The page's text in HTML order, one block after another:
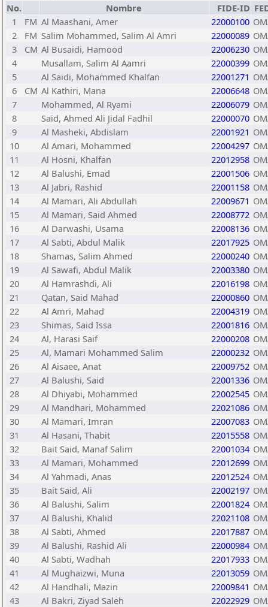
No. Nombre FIDE-ID
1
FM Al Maashani, Amer 22000100
2
FM Salim Mohammed, Salim Al Amri 22000089
3
CM Al Busaidi, Hamood 22006230
4
Musallam, Salim Al Aamri 22000399
5
Al Saidi, Mohammed Khalfan 22001271
6
CM Al Kathiri, Mana 22006648
7
Mohammed, Al Ryami 22006079
8
Said, Ahmed Ali Jidal Fadhil 22000070
9
Al Masheki, Abdislam 22001921
10
Al Amari, Mohammed 22004297
11
Al Hosni, Khalfan 22012958
12
Al Balushi, Emad 22001506
13
Al Jabri, Rashid 22001158
14
Al Mamari, Ali Abdullah 22009671
15
Al Mamari, Said Ahmed 22008772
16
Al Darwashi, Usama 22008136
17
Al Sabti, Abdul Malik 22017925
18
Shamas, Salim Ahmed 22000240
19
Al Sawafi, Abdul Malik 22003380
20
Al Hamrashdi, Ali 22016198
21
Qatan, Said Mahad 22000860
22
Al Amri, Mahad 22004319
23
Shimas, Said Issa 22001816
24
Al, Harasi Saif 22000208
25
Al, Mamari Mohammed Salim 22000232
26
Al Aisaee, Anat 22009752
27
Al Balushi, Said 22001336
28
Al Dhiyabi, Mohammed 22002545
29
Al Mandhari, Mohammed 22021086
30
Al Mamari, Imran 22007083
31
Al Hasani, Thabit 22015558
32
Bait Said, Manaf Salim 22001034
33
Al Mamari, Mohammed 22012699
34
Al Yahmadi, Anas 22012524
35
Bait Said, Ali 22002197
36
Al Balushi, Salim 22001824
37
Al Balushi, Khalid 22021108
38
Al Sabti, Ahmed 22017887
39
Al Balushi, Rashid Ali 22000984
40
Al Sabti, Wadhah 22017933
41
Al Mughaizwi, Muna 22013059
42
Al Handhali, Mazin 22009841
43
Al Bakri, Ziyad Saleh 22022929